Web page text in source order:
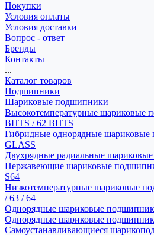
Покупки
Условия оплаты
Условия доставки
Вопрос - ответ
Бренды
Контакты
...
Каталог товаров
Подшипники
Шариковые подшипники
Высокотемпературные шариковые
BHTS / 62 BHTS
Гибридные однорядные
GLASS
Двухрядные радиальные
Нержавеющие шариковые
S64
Низкотемпературные шариковые
/ 63 / 64
Однорядные шариковые
Однорядные шариковые
Самоустанавливающиеся